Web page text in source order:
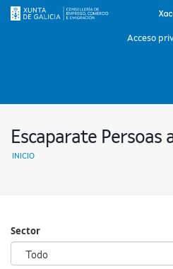
Acceso
Escaparate Persoas
INICIO
Sector
Todo
Sector